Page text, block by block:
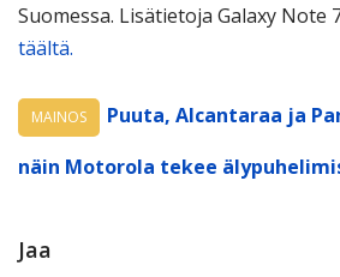
Suomessa. Lisätietoja Galaxy Note
täältä.
MAINOS
Puuta, Alcantaraa ja
näin Motorola tekee
Jaa